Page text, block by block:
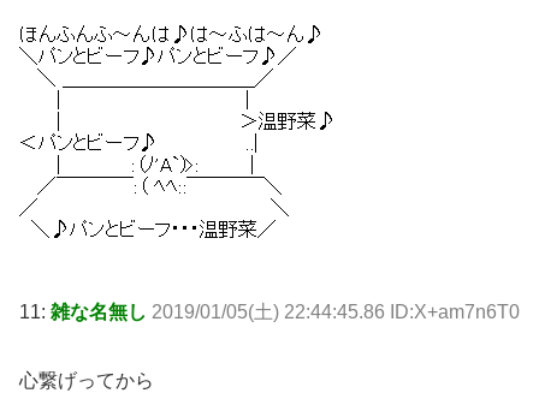
11: 雑な名無し 2019/01/05(土) 22:44:45.86 ID:X+am7n6T0
心繋げってから